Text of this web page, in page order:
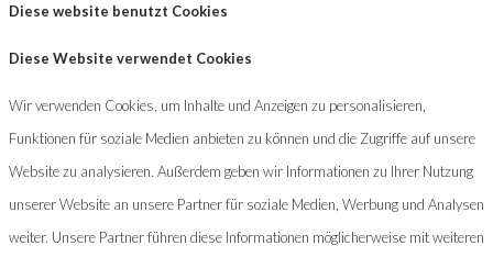
Diese website benutzt Cookies
Diese Website verwendet Cookies
Wir verwenden Cookies, um Inhalte und Anzeigen zu personalisieren,
Funktionen für soziale Medien anbieten zu können und die Zugriffe auf unsere
Website zu analysieren. Außerdem geben wir Informationen zu Ihrer Nutzung
unserer Website an unsere Partner für soziale Medien, Werbung und Analysen
weiter. Unsere Partner führen diese Informationen möglicherweise mit weiteren